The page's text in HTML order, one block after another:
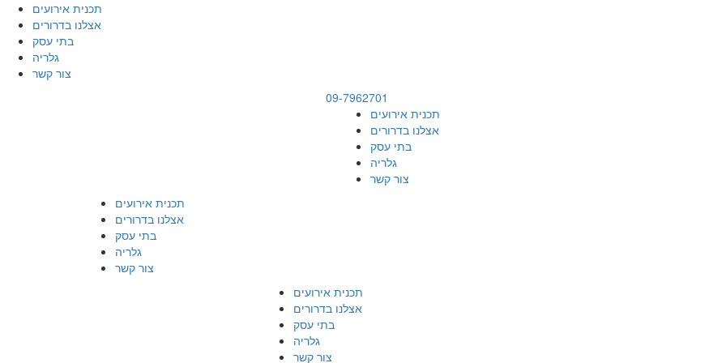
תכנית אירועים
אצלנו בדרורים
בתי עסק
גלריה
צור קשר
09-7962701
תכנית אירועים
אצלנו בדרורים
בתי עסק
גלריה
צור קשר
תכנית אירועים
אצלנו בדרורים
בתי עסק
גלריה
צור קשר
תכנית אירועים
אצלנו בדרורים
בתי עסק
גלריה
צור קשר